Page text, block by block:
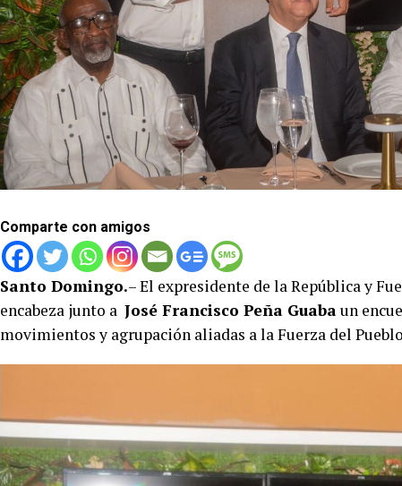
Comparte con amigos
Santo Domingo.– El expresidente de la República y
encabeza junto a José Francisco Peña Guabaun
movimientos y agrupación aliadas a la Fuerza del